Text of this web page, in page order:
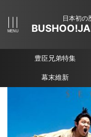
日本初の
豊臣兄弟特集
幕末維新